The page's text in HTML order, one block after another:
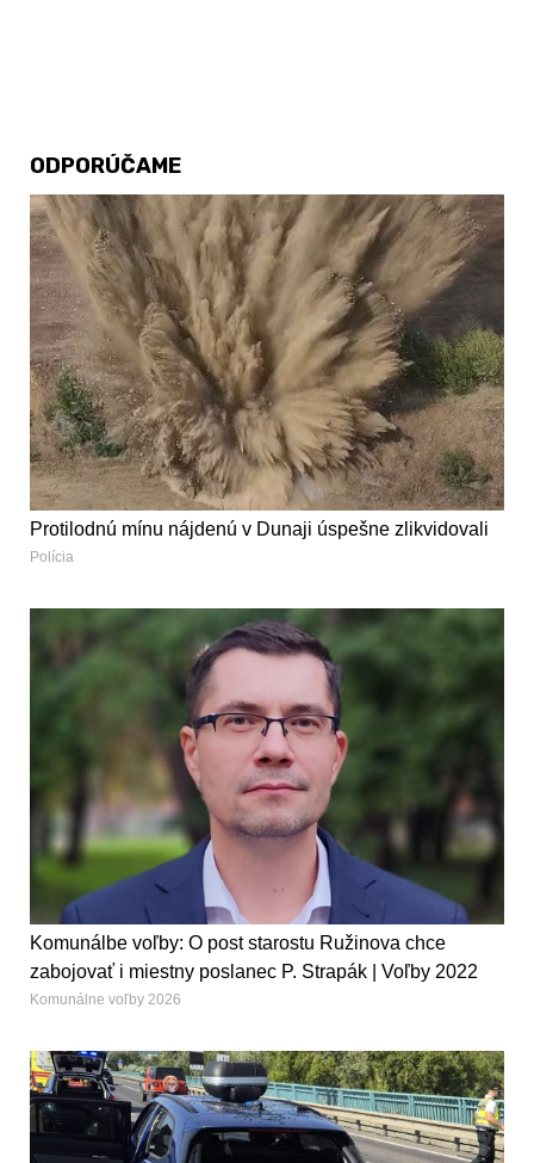
ODPORÚČAME
Protilodnú mínu nájdenú v Dunaji úspešne zlikvidovali
Polícia
Komunálbe voľby: O post starostu Ružinova chce
zabojovať i miestny poslanec P. Strapák | Voľby 2022
Komunálne voľby 2026